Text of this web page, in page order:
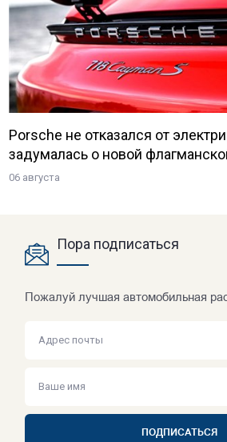
Porsche не отказался от
задумалась о новой
06 августа
Пора подписаться
Пожалуй лучшая автомобильная
ПОДПИСАТЬСЯ